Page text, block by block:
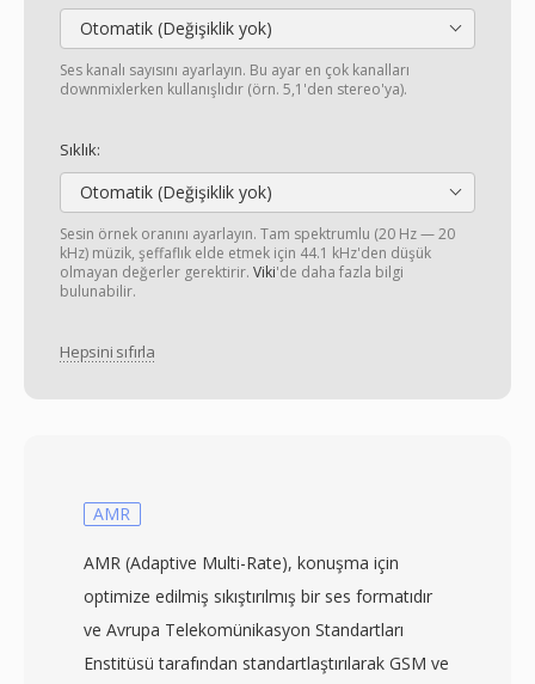
Otomatik (Değişiklik yok)
Ses kanalı sayısını ayarlayın. Bu ayar en çok kanalları
downmixlerken kullanışlıdır (örn. 5,1'den stereo'ya).
Sıklık:
Otomatik (Değişiklik yok)
Sesin örnek oranını ayarlayın. Tam spektrumlu (20 Hz — 20
kHz) müzik, şeffaflık elde etmek için 44.1 kHz'den düşük
olmayan değerler gerektirir. Viki'de daha fazla bilgi
bulunabilir.
Hepsini sıfırla
AMR
AMR (Adaptive Multi-Rate), konuşma için
optimize edilmiş sıkıştırılmış bir ses formatıdır
ve Avrupa Telekomünikasyon Standartları
Enstitüsü tarafından standartlaştırılarak GSM ve